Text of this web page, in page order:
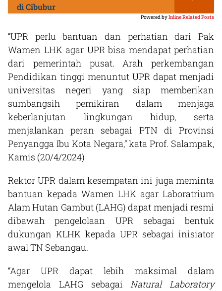
di Cibubur
Powered byInline Related Posts
“UPR perlu bantuan dan perhatian dari Pak
Wamen LHK agar UPR bisa mendapat perhatian
dari pemerintah pusat. Arah perkembangan
Pendidikan tinggi menuntut UPR dapat menjadi
universitas negeri yang siap memberikan
sumbangsih pemikiran dalam menjaga
keberlanjutan lingkungan hidup, serta
menjalankan peran sebagai PTN di Provinsi
Penyangga Ibu Kota Negara,” kata Prof. Salampak,
Kamis (20/4/2024)
Rektor UPR dalam kesempatan ini juga meminta
bantuan kepada Wamen LHK agar Laboratrium
Alam Hutan Gambut (LAHG) dapat menjadi resmi
dibawah pengelolaan UPR sebagai bentuk
dukungan KLHK kepada UPR sebagai inisiator
awal TN Sebangau.
“Agar UPR dapat lebih maksimal dalam
mengelola LAHG sebagaiNatural Laboratory